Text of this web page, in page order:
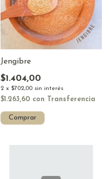
Jengibre
$1.404,00
2 x $702,00 sin interés
$1.263,60 con Transferencia
Comprar